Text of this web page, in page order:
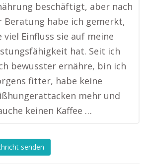
beschäftigt, aber nach
Beratung habe ich gemerkt,
viel Einfluss sie auf meine
hat. Seit ich
bewusster ernähre, bin ich
fitter, habe keine
mehr und
keinen Kaffee …
senden